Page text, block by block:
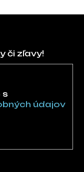
či zľavy!
s
údajov